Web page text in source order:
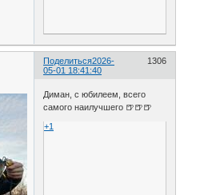
Поделиться 1306
2026-
05-01 18:41:40
Диман, с юбилеем, всего
самого наилучшего 🍺🍺🍺
+1